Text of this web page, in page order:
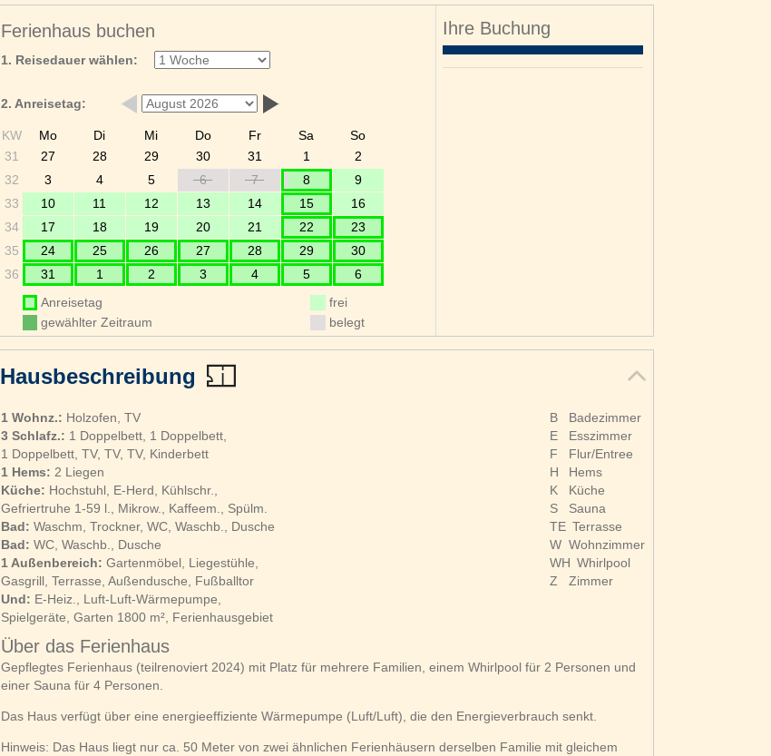
Ferienhaus buchen
1. Reisedauer wählen:
2. Anreisetag:
KW Mo Di Mi Do Fr Sa
So
31
27 28 29 30 31 1
2
32
3 4 5 6 7 8
9
33
10 11 12 13 14 15
16
34
17 18 19 20 21 22
23
35
24 25 26 27 28 29
30
36
31 1 2 3 4 5
6
Anreisetag
gewählter Zeitraum
frei
belegt
Ihre Buchung
Hausbeschreibung
B
Badezimmer
E
Esszimmer
F
Flur/Entree
H
Hems
K
Küche
S
Sauna
TE Terrasse
W Wohnzimmer
WH Whirlpool
Z
Zimmer
1 Wohnz.: Holzofen, TV
3 Schlafz.: 1 Doppelbett, 1 Doppelbett,
1 Doppelbett, TV, TV, TV, Kinderbett
1 Hems: 2 Liegen
Küche: Hochstuhl, E-Herd, Kühlschr.,
Gefriertruhe 1-59 l., Mikrow., Kaffeem., Spülm.
Bad: Waschm, Trockner, WC, Waschb., Dusche
Bad: WC, Waschb., Dusche
1 Außenbereich: Gartenmöbel, Liegestühle,
Gasgrill, Terrasse, Außendusche, Fußballtor
Und: E-Heiz., Luft-Luft-Wärmepumpe,
Spielgeräte, Garten 1800 m², Ferienhausgebiet
Über das Ferienhaus
Gepflegtes Ferienhaus (teilrenoviert 2024) mit Platz für mehrere Familien, einem Whirlpool für 2 Personen und
einer Sauna für 4 Personen.
Das Haus verfügt über eine energieeffiziente Wärmepumpe (Luft/Luft), die den Energieverbrauch senkt.
Hinweis: Das Haus liegt nur ca. 50 Meter von zwei ähnlichen Ferienhäusern derselben Familie mit gleichem